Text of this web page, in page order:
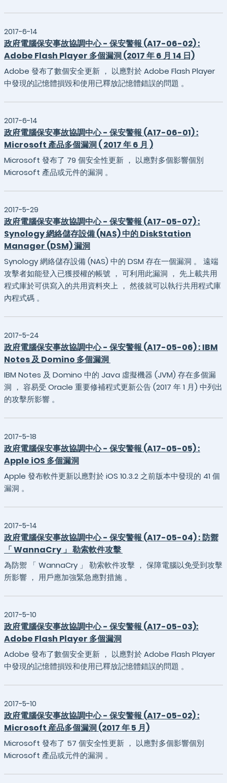
2017-6-14
政府電腦保安事故協調中心 - 保安警報 (A17-06-02) :
Adobe Flash Player 多個漏洞 (2017 年 6 月 14 日)
Adobe 發布了數個安全更新 ， 以應對於 Adobe Flash Player
中發現的記憶體損毀和使用已釋放記憶體錯誤的問題 。
2017-6-14
政府電腦保安事故協調中心 - 保安警報 (A17-06-01) :
Microsoft 產品多個漏洞 ( 2017 年 6 月 )
Microsoft 發布了 79 個安全性更新 ， 以應對多個影響個別
Microsoft 產品或元件的漏洞 。
2017-5-29
政府電腦保安事故協調中心 - 保安警報 (A17-05-07) :
Synology 網絡儲存設備 (NAS) 中的 DiskStation
Manager (DSM) 漏洞
Synology 網絡儲存設備 (NAS) 中的 DSM 存在一個漏洞 。 遠端
攻擊者如能登入已獲授權的帳號 ， 可利用此漏洞 ， 先上載共用
程式庫於可供寫入的共用資料夾上 ， 然後就可以執行共用程式庫
內程式碼 。
2017-5-24
政府電腦保安事故協調中心 - 保安警報 (A17-05-06) : IBM
Notes 及 Domino 多個漏洞
IBM Notes 及 Domino 中的 Java 虛擬機器 (JVM) 存在多個漏
洞 ， 容易受 Oracle 重要修補程式更新公告 (2017 年 1 月) 中列出
的攻擊所影響 。
2017-5-18
政府電腦保安事故協調中心 - 保安警報 (A17-05-05) :
Apple iOS 多個漏洞
Apple 發布軟件更新以應對於 iOS 10.3.2 之前版本中發現的 41 個
漏洞 。
2017-5-14
政府電腦保安事故協調中心 - 保安警報 (A17-05-04) : 防禦
「 WannaCry 」 勒索軟件攻擊
為防禦 「 WannaCry 」 勒索軟件攻擊 ， 保障電腦以免受到攻擊
所影響 ， 用戶應加強緊急應對措施 。
2017-5-10
政府電腦保安事故協調中心 - 保安警報 (A17-05-03):
Adobe Flash Player 多個漏洞
Adobe 發布了數個安全更新 ， 以應對於 Adobe Flash Player
中發現的記憶體損毀和使用已釋放記憶體錯誤的問題 。
2017-5-10
政府電腦保安事故協調中心 - 保安警報 (A17-05-02) :
Microsoft 産品多個漏洞 (2017 年 5 月)
Microsoft 發布了 57 個安全性更新 ， 以應對多個影響個別
Microsoft 產品或元件的漏洞 。